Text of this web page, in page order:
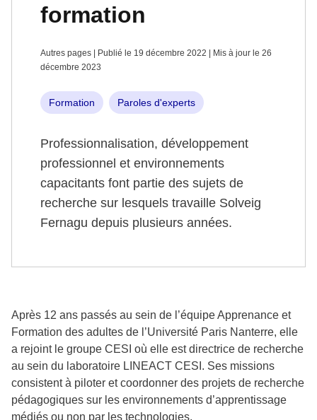
formation
Autres pages | Publié le 19 décembre 2022 | Mis à jour le 26
décembre 2023
Formation Paroles d'experts
Professionnalisation, développement
professionnel et environnements
capacitants font partie des sujets de
recherche sur lesquels travaille Solveig
Fernagu depuis plusieurs années.
Après 12 ans passés au sein de l’équipe Apprenance et
Formation des adultes de l’Université Paris Nanterre, elle
a rejoint le groupe CESI où elle est directrice de recherche
au sein du laboratoire LINEACT CESI. Ses missions
consistent à piloter et coordonner des projets de recherche
pédagogiques sur les environnements d’apprentissage
médiés ou non par les technologies.